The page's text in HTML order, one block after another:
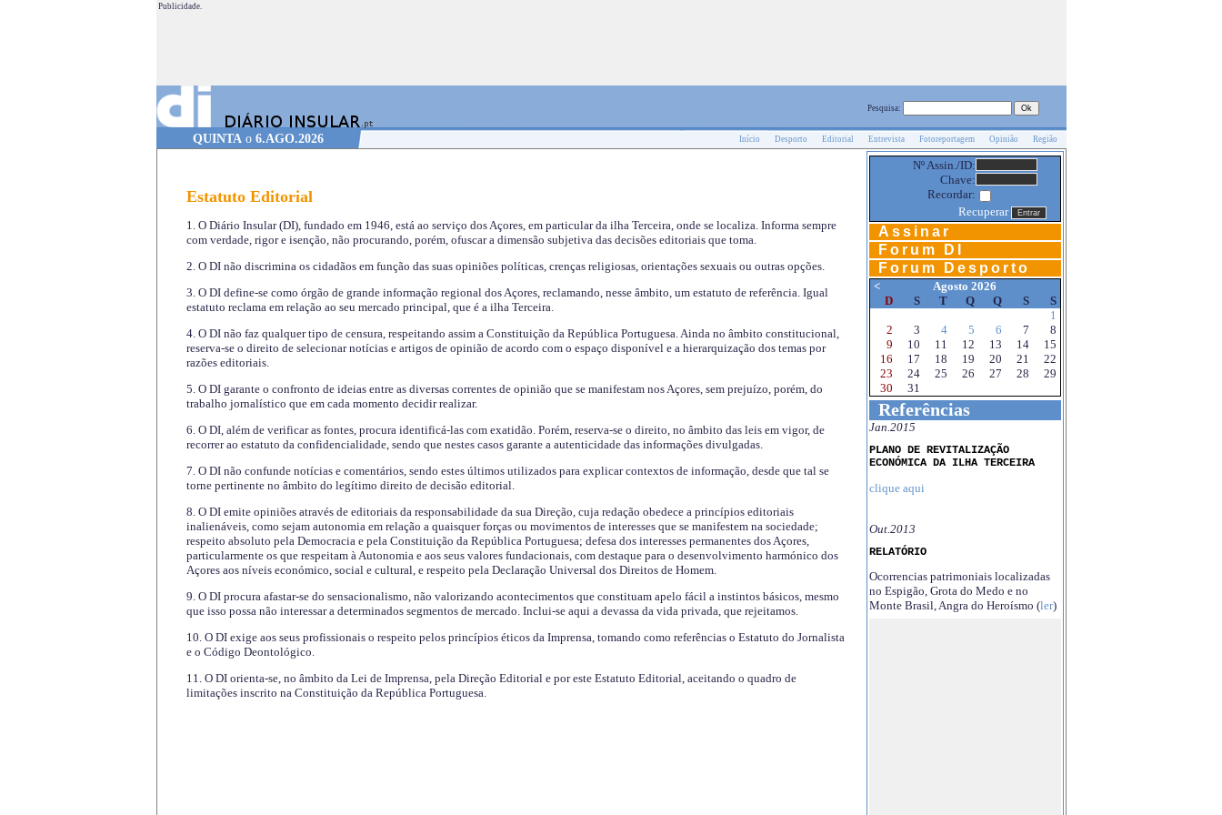
Publicidade.
Pesquisa:
QUINTA o 6.AGO.2026 Início Desporto Editorial Entrevista Fotoreportagem Opinião Região
Estatuto Editorial
1. O Diário Insular (DI), fundado em 1946, está ao serviço dos Açores, em particular da ilha Terceira, onde se localiza. Informa sempre
com verdade, rigor e isenção, não procurando, porém, ofuscar a dimensão subjetiva das decisões editoriais que toma.
2. O DI não discrimina os cidadãos em função das suas opiniões políticas, crenças religiosas, orientações sexuais ou outras opções.
3. O DI define-se como órgão de grande informação regional dos Açores, reclamando, nesse âmbito, um estatuto de referência. Igual
estatuto reclama em relação ao seu mercado principal, que é a ilha Terceira.
4. O DI não faz qualquer tipo de censura, respeitando assim a Constituição da República Portuguesa. Ainda no âmbito constitucional,
reserva-se o direito de selecionar notícias e artigos de opinião de acordo com o espaço disponível e a hierarquização dos temas por
razões editoriais.
5. O DI garante o confronto de ideias entre as diversas correntes de opinião que se manifestam nos Açores, sem prejuízo, porém, do
trabalho jornalístico que em cada momento decidir realizar.
6. O DI, além de verificar as fontes, procura identificá-las com exatidão. Porém, reserva-se o direito, no âmbito das leis em vigor, de
recorrer ao estatuto da confidencialidade, sendo que nestes casos garante a autenticidade das informações divulgadas.
7. O DI não confunde notícias e comentários, sendo estes últimos utilizados para explicar contextos de informação, desde que tal se
torne pertinente no âmbito do legítimo direito de decisão editorial.
8. O DI emite opiniões através de editoriais da responsabilidade da sua Direção, cuja redação obedece a princípios editoriais
inalienáveis, como sejam autonomia em relação a quaisquer forças ou movimentos de interesses que se manifestem na sociedade;
respeito absoluto pela Democracia e pela Constituição da República Portuguesa; defesa dos interesses permanentes dos Açores,
particularmente os que respeitam à Autonomia e aos seus valores fundacionais, com destaque para o desenvolvimento harmónico dos
Açores aos níveis económico, social e cultural, e respeito pela Declaração Universal dos Direitos de Homem.
9. O DI procura afastar-se do sensacionalismo, não valorizando acontecimentos que constituam apelo fácil a instintos básicos, mesmo
que isso possa não interessar a determinados segmentos de mercado. Inclui-se aqui a devassa da vida privada, que rejeitamos.
10. O DI exige aos seus profissionais o respeito pelos princípios éticos da Imprensa, tomando como referências o Estatuto do Jornalista
e o Código Deontológico.
11. O DI orienta-se, no âmbito da Lei de Imprensa, pela Direção Editorial e por este Estatuto Editorial, aceitando o quadro de
limitações inscrito na Constituição da República Portuguesa.
Nº Assin./ID:
Chave:
Recordar:
Recuperar
Assinar
Forum DI
Forum Desporto
<
Agosto 2026
D
S T Q Q S
S
1
2
3 4 5 6 7
8
9
10 11 12 13 14
15
16
17 18 19 20 21
22
23
24 25 26 27 28
29
30
31
Referências
Jan.2015
PLANO DE REVITALIZAÇÃO
ECONÓMICA DA ILHA TERCEIRA
clique aqui
Out.2013
RELATÓRIO
Ocorrencias patrimoniais localizadas
no Espigão, Grota do Medo e no
Monte Brasil, Angra do Heroísmo (ler)